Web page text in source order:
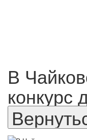
В
конкурс